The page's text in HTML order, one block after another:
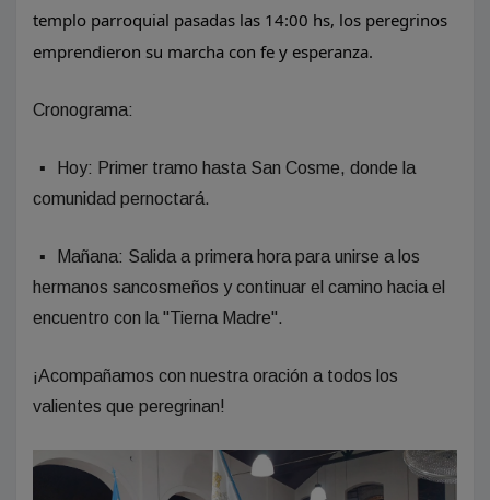
templo parroquial pasadas las 14:00 hs, los peregrinos
emprendieron su marcha con fe y esperanza.
Cronograma:
▪︎
​Hoy: Primer tramo hasta San Cosme, donde la
comunidad pernoctará.
▪︎
​Mañana: Salida a primera hora para unirse a los
hermanos sancosmeños y continuar el camino hacia el
encuentro con la "Tierna Madre".
​¡Acompañamos con nuestra oración a todos los
valientes que peregrinan!